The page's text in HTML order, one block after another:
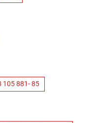
105 881- 85